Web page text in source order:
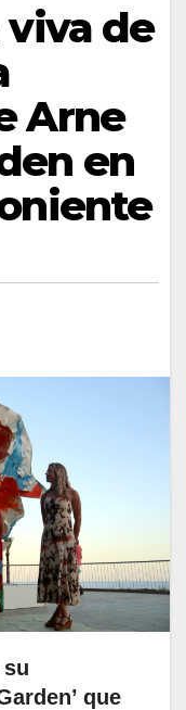
viva de
Arne
en
que